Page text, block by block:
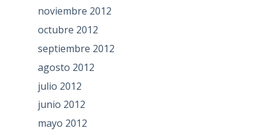
noviembre 2012
octubre 2012
septiembre 2012
agosto 2012
julio 2012
junio 2012
mayo 2012